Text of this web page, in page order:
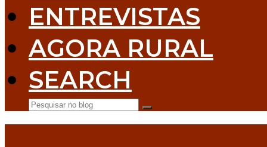
ENTREVISTAS
AGORA RURAL
SEARCH
Pesquisar no blog
Submit